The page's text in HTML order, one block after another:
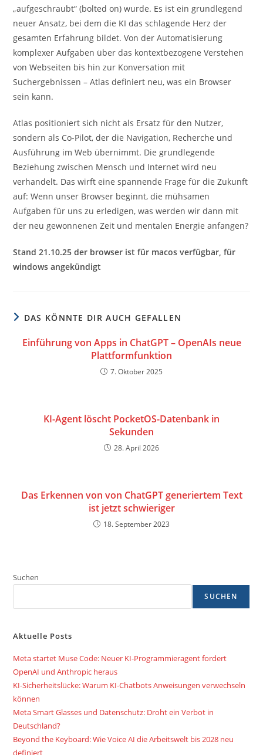
„aufgeschraubt“ (bolted on) wurde. Es ist ein grundlegend
neuer Ansatz, bei dem die KI das schlagende Herz der
gesamten Erfahrung bildet. Von der Automatisierung
komplexer Aufgaben über das kontextbezogene Verstehen
von Webseiten bis hin zur Konversation mit
Suchergebnissen – Atlas definiert neu, was ein Browser
sein kann.
Atlas positioniert sich nicht als Ersatz für den Nutzer,
sondern als Co-Pilot, der die Navigation, Recherche und
Ausführung im Web übernimmt. Die grundlegende
Beziehung zwischen Mensch und Internet wird neu
verhandelt. Das wirft eine spannende Frage für die Zukunft
auf: Wenn unser Browser beginnt, die mühsamen
Aufgaben für uns zu erledigen, was werden wir dann mit
der neu gewonnenen Zeit und mentalen Energie anfangen?
Stand 21.10.25 der browser ist für macos verfügbar, für
windows angekündigt
DAS KÖNNTE DIR AUCH GEFALLEN
Einführung von Apps in ChatGPT – OpenAIs neue
Plattformfunktion
7. Oktober 2025
KI-Agent löscht PocketOS-Datenbank in
Sekunden
28. April 2026
Das Erkennen von von ChatGPT generiertem Text
ist jetzt schwieriger
18. September 2023
Suchen
SUCHEN
Aktuelle Posts
Meta startet Muse Code: Neuer KI-Programmieragent fordert
OpenAI und Anthropic heraus
KI-Sicherheitslücke: Warum KI-Chatbots Anweisungen verwechseln
können
Meta Smart Glasses und Datenschutz: Droht ein Verbot in
Deutschland?
Beyond the Keyboard: Wie Voice AI die Arbeitswelt bis 2028 neu
definiert